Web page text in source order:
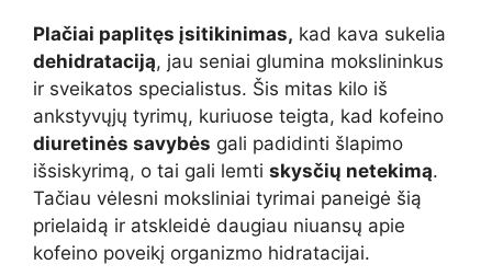
Plačiai paplitęs įsitikinimas, kad kava sukelia
dehidrataciją, jau seniai glumina mokslininkus
ir sveikatos specialistus. Šis mitas kilo iš
ankstyvųjų tyrimų, kuriuose teigta, kad kofeino
diuretinės savybės gali padidinti šlapimo
išsiskyrimą, o tai gali lemti skysčių netekimą.
Tačiau vėlesni moksliniai tyrimai paneigė šią
prielaidą ir atskleidė daugiau niuansų apie
kofeino poveikį organizmo hidratacijai.